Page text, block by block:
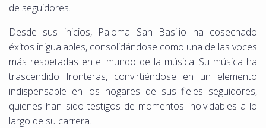
de seguidores.
Desde sus inicios, Paloma San Basilio ha cosechado
éxitos inigualables, consolidándose como una de las voces
más respetadas en el mundo de la música. Su música ha
trascendido fronteras, convirtiéndose en un elemento
indispensable en los hogares de sus fieles seguidores,
quienes han sido testigos de momentos inolvidables a lo
largo de su carrera.